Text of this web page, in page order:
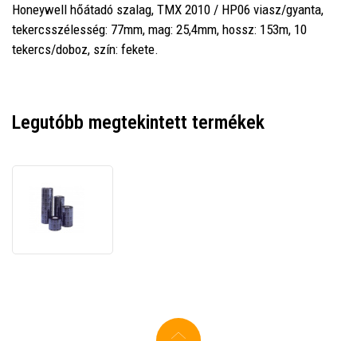
Honeywell hőátadó szalag, TMX 2010 / HP06 viasz/gyanta,
tekercsszélesség: 77mm, mag: 25,4mm, hossz: 153m, 10
tekercs/doboz, szín: fekete.
Legutóbb megtekintett termékek
hőátviteli